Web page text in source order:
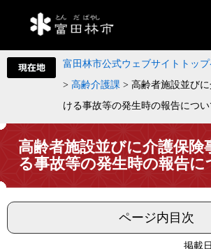
富田林市公式ウェブサイトトッ
> 高齢介護課 > 高齢者施設並び
ける事故等の発生時の報告につい
高齢者施設並びに介護保険
る事故等の発生時の報告に
ページ内目次
掲載